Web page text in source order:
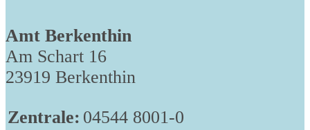
Amt Berkenthin
Am Schart 16
23919 Berkenthin
Zentrale: 04544 8001-0